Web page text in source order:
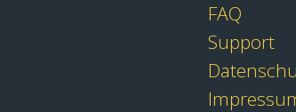
FAQ
Support